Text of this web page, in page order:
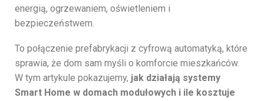
energią, ogrzewaniem, oświetleniem i
bezpieczeństwem.
To połączenie prefabrykacji z cyfrową automatyką, które
sprawia, że dom sam myśli o komforcie mieszkańców.
W tym artykule pokazujemy, jak działają systemy
Smart Home w domach modułowych i ile kosztuje